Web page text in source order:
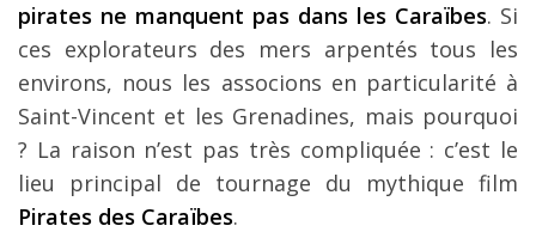
pirates ne manquent pas dans les Caraïbes. Si
ces explorateurs des mers arpentés tous les
environs, nous les associons en particularité à
Saint-Vincent et les Grenadines, mais pourquoi
? La raison n’est pas très compliquée : c’est le
lieu principal de tournage du mythique film
Pirates des Caraïbes.